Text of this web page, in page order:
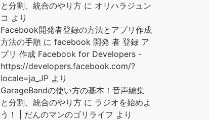
と分割、統合のやり方 に オリハラジュン
コ より
Facebook開発者登録の方法とアプリ作成
方法の手順 に facebook 開発 者 登録 ア
プリ 作成 Facebook for Developers -
https://developers.facebook.com/?
locale=ja_JP より
GarageBandの使い方の基本！音声編集
と分割、統合のやり方 に ラジオを始めよ
う！ | だんのマンのゴリライフ より